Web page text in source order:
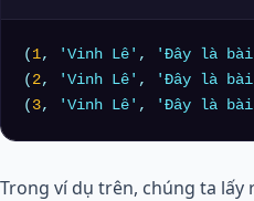
( 1, 'Vinh Lê' , 'Đây là
( 2, 'Vinh Lê' , 'Đây là
( 3, 'Vinh Lê' , 'Đây là
Trong ví dụ trên, chúng ta lấy